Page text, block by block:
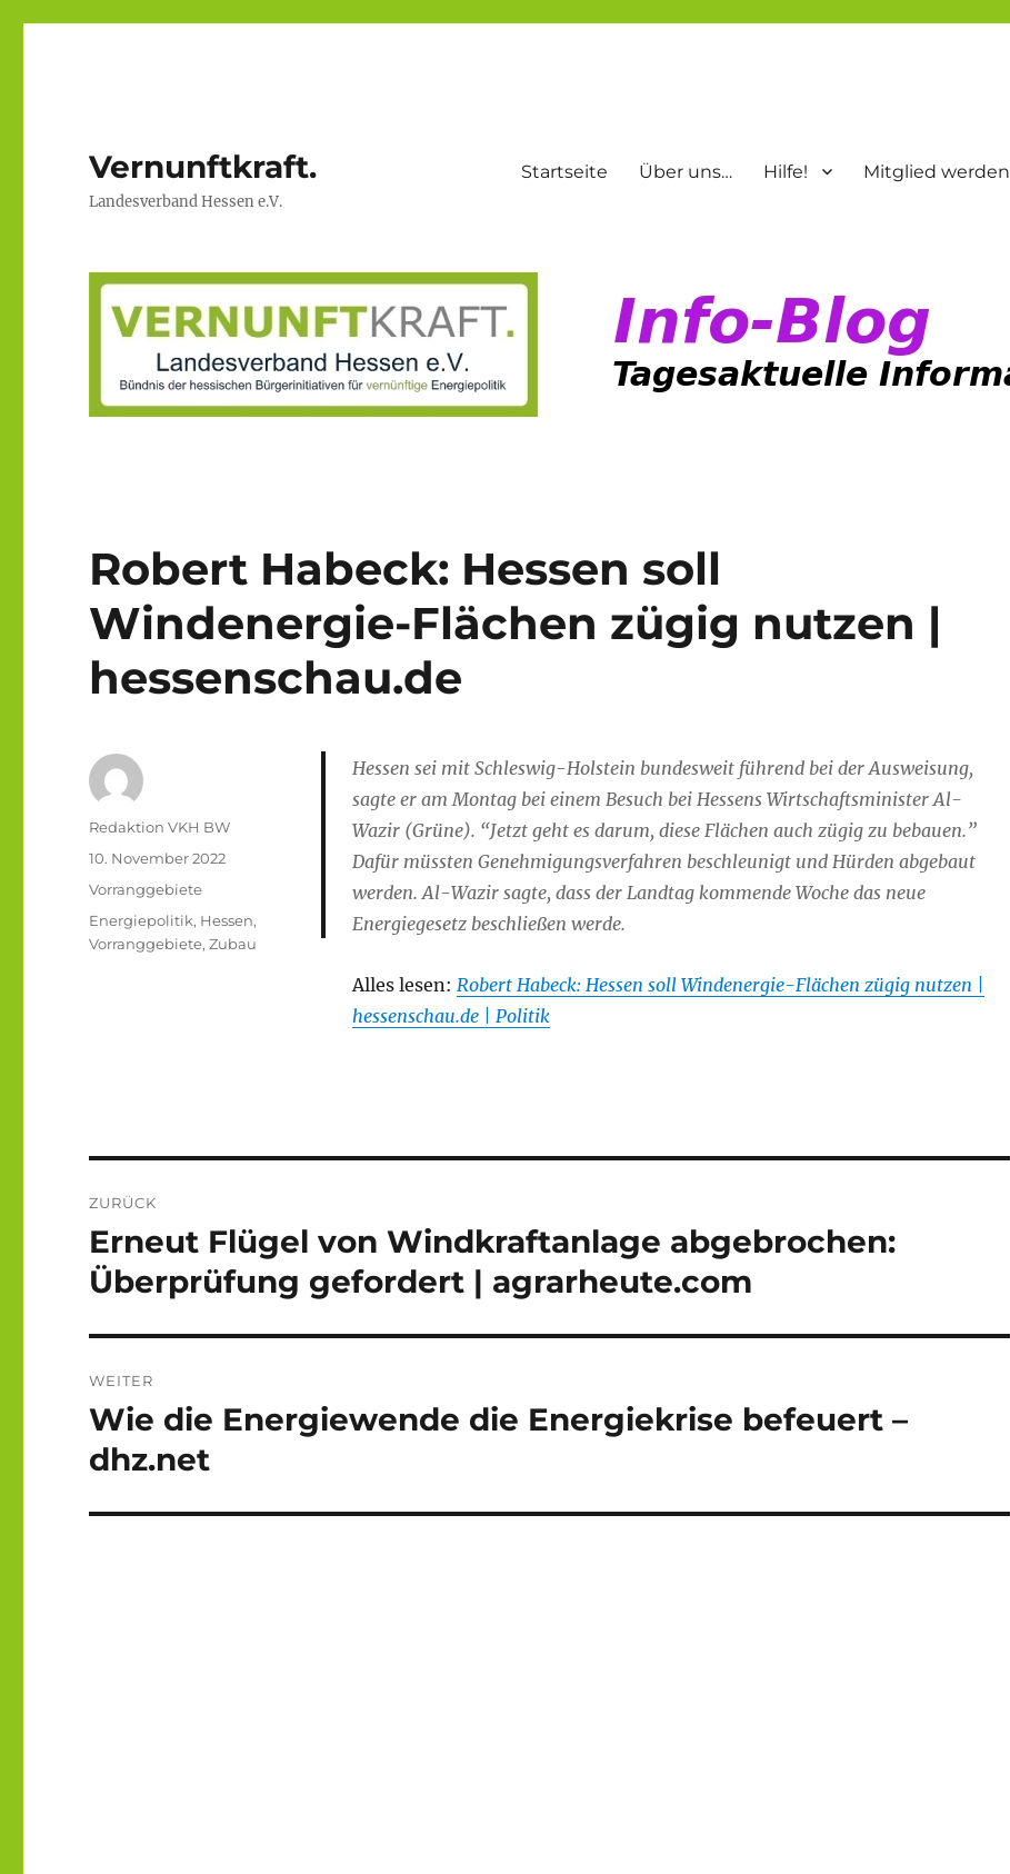
Vernunftkraft.
Landesverband Hessen e.V.
Startseite Über uns… Hilfe! Mitglied werden
Robert Habeck: Hessen soll
Windenergie-Flächen zügig nutzen |
hessenschau.de
Hessen sei mit Schleswig-Holstein bundesweit führend bei der Ausweisung,
sagte er am Montag bei einem Besuch bei Hessens Wirtschaftsminister Al-
Wazir (Grüne). “Jetzt geht es darum, diese Flächen auch zügig zu bebauen.”
Dafür müssten Genehmigungsverfahren beschleunigt und Hürden abgebaut
werden. Al-Wazir sagte, dass der Landtag kommende Woche das neue
Energiegesetz beschließen werde.
Alles lesen: Robert Habeck: Hessen soll Windenergie-Flächen zügig nutzen |
hessenschau.de | Politik
Autor
Redaktion VKH BW
Veröffentlicht
10. November 2022
Kategorien
Vorranggebiete
Schlagwörter
Energiepolitik, Hessen,
Vorranggebiete,Zubau
ZURÜCK
Vorheriger
Beitrag:
Erneut Flügel von Windkraftanlage abgebrochen:
Überprüfung gefordert | agrarheute.com
WEITER
Nächster
Beitrag:
Wie die Energiewende die Energiekrise befeuert –
dhz.net